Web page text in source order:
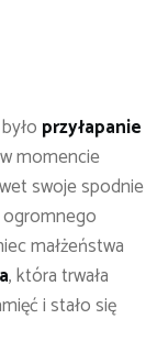
przyłapanie
momencie
swoje spodnie
ogromnego
małżeństwa
, która trwała
i stało się